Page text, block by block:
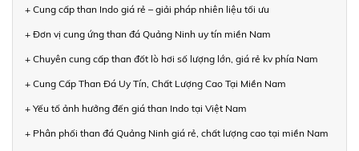
+ Cung cấp than Indo giá rẻ – giải pháp nhiên liệu tối ưu
+ Đơn vị cung ứng than đá Quảng Ninh uy tín miền Nam
+ Chuyên cung cấp than đốt lò hơi số lượng lớn, giá rẻ kv phía Nam
+ Cung Cấp Than Đá Uy Tín, Chất Lượng Cao Tại Miền Nam
+ Yếu tố ảnh hưởng đến giá than Indo tại Việt Nam
+ Phân phối than đá Quảng Ninh giá rẻ, chất lượng cao tại miền Nam